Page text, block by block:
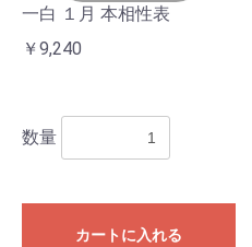
一白 １月 本相性表
￥9,240
数量
カートに入れる